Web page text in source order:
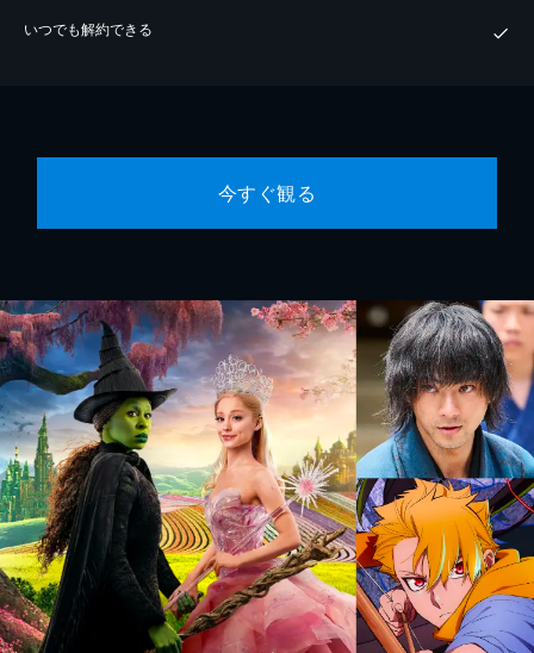
いつでも解約できる
今すぐ観る